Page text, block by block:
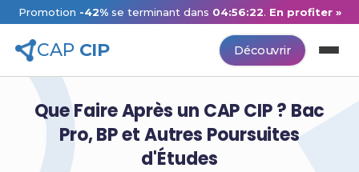
Promotion -42% se terminant dans 04:56:21. En profiter »
CAP CIP Découvrir
Que Faire Après un CAP CIP ? Bac
Pro, BP et Autres Poursuites
d'Études